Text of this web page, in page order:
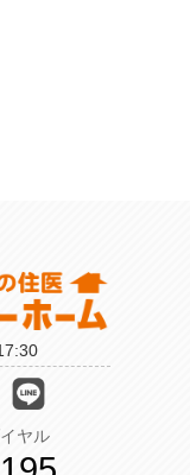
ヤル